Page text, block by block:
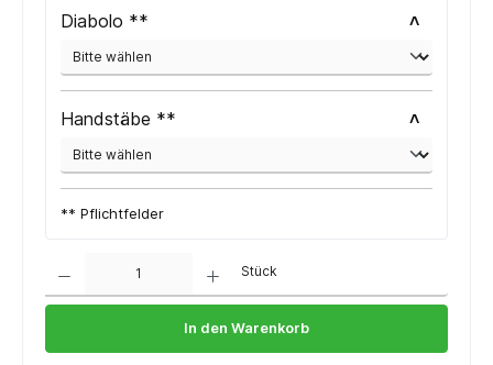
Diabolo **
Handstäbe **
** Pflichtfelder
Stück
In den Warenkorb